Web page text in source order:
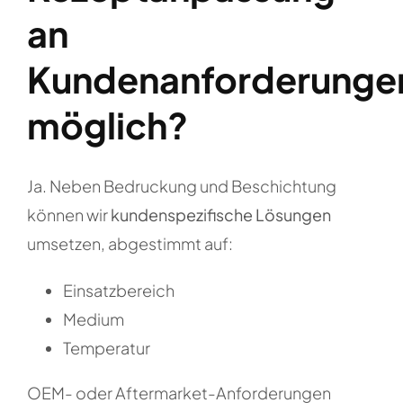
an
möglich?
Ja. Neben Bedruckung und Beschichtung
können wirkundenspezifische Lösungen
umsetzen, abgestimmt auf:
Einsatzbereich
Medium
Temperatur
OEM- oder Aftermarket-Anforderungen